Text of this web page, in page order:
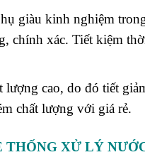
giàu kinh nghiệm
chính xác. Tiết kiệm
cao, do đó tiết
chất lượng với giá rẻ.
THỐNG XỬ LÝ